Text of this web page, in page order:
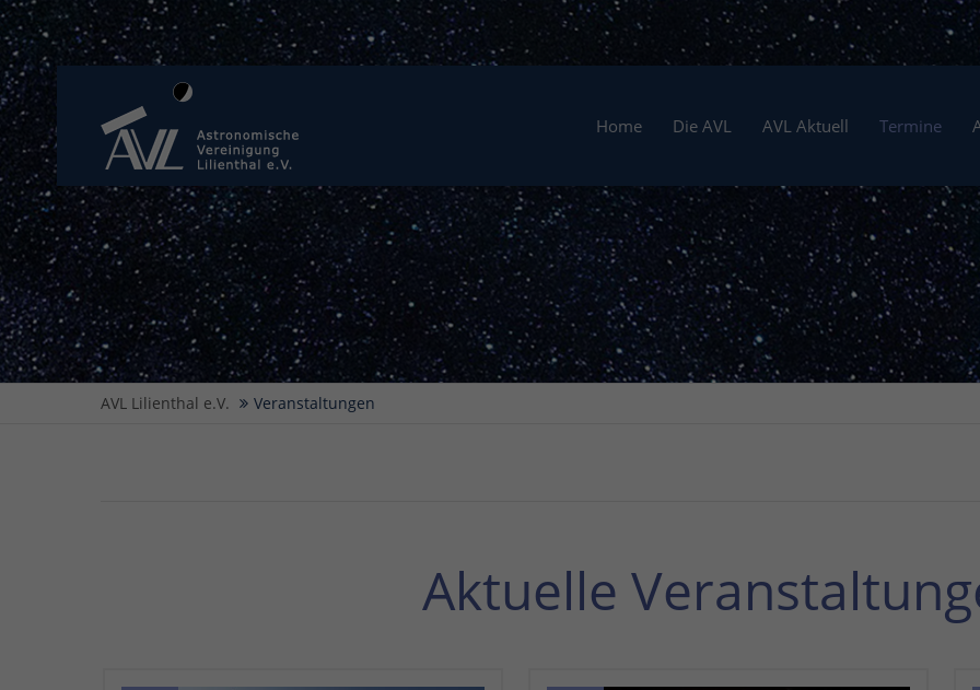
Home Die AVL AVL Aktuell Termine
AVL Lilienthal e.V. Veranstaltungen
Aktuelle